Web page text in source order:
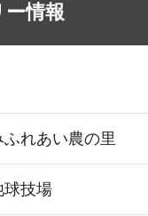
情報
れあい農の里
技場